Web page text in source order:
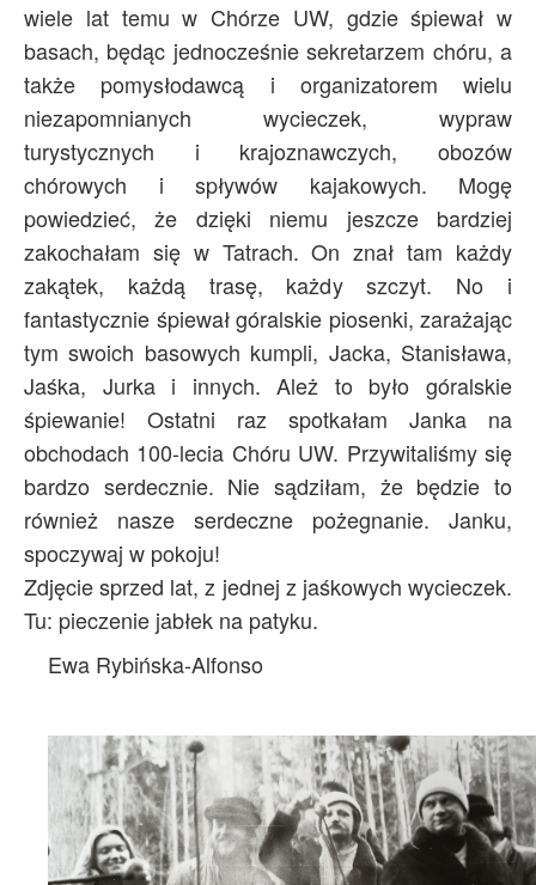
wiele lat temu w Chórze UW, gdzie śpiewał w
basach, będąc jednocześnie sekretarzem chóru, a
także pomysłodawcą i organizatorem wielu
niezapomnianych wycieczek, wypraw
turystycznych i krajoznawczych, obozów
chórowych i spływów kajakowych. Mogę
powiedzieć, że dzięki niemu jeszcze bardziej
zakochałam się w Tatrach. On znał tam każdy
zakątek, każdą trasę, każdy szczyt. No i
fantastycznie śpiewał góralskie piosenki, zarażając
tym swoich basowych kumpli, Jacka, Stanisława,
Jaśka, Jurka i innych. Ależ to było góralskie
śpiewanie! Ostatni raz spotkałam Janka na
obchodach 100-lecia Chóru UW. Przywitaliśmy się
bardzo serdecznie. Nie sądziłam, że będzie to
również nasze serdeczne pożegnanie. Janku,
spoczywaj w pokoju!
Zdjęcie sprzed lat, z jednej z jaśkowych wycieczek.
Tu: pieczenie jabłek na patyku.
Ewa Rybińska-Alfonso